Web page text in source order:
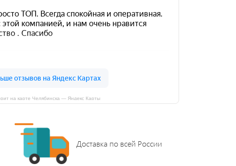
на карте Челябинска — Яндекс Карты
Доставка по всей России